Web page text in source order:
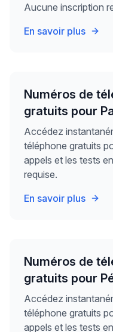
Aucune inscription
En savoir plus
Numéros de
gratuits pour
Accédez
téléphone gratuits
appels et les tests
requise.
En savoir plus
Numéros de
gratuits pour
Accédez
téléphone gratuits
appels et les tests